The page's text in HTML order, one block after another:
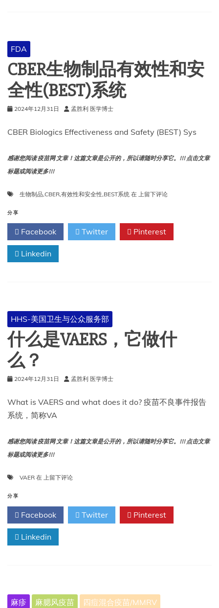
FDA
CBER生物制品有效性和安
全性(BEST)系统
2024年12月31日 孟胜利 医学博士
CBER Biologics Effectiveness and Safety (BEST) Sys
感谢您阅读 疫苗网 文章！这篇文章是公开的，所以请随时分享它。!!! 点击文章
标题或阅读更多!!!
生物制品,CBER,有效性和安全性,BEST系统 在 CBER
制
品
有
统
上留下评论
分享
Facebook Twitter Pinterest
Linkedin
HHS-美国卫生与公众服务部
什么是VAERS，它做什
么？
2024年12月31日 孟胜利 医学博士
What is VAERS and what does it do? 疫苗不良事件报告
系统，简称VA
感谢您阅读 疫苗网 文章！这篇文章是公开的，所以请随时分享它。!!! 点击文章
标题或阅读更多!!!
VAER 在 什
VAERS，
它
做
什
么？
上留下评论
分享
Facebook Twitter Pinterest
Linkedin
麻疹 麻腮风疫苗
四痘混合疫苗/MMRV